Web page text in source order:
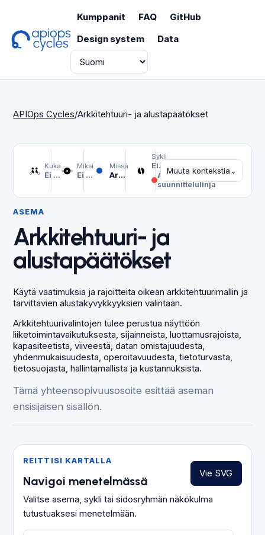
Kumppanit FAQ
GitHub
Design system
Data
Kieli
APIOps Cycles/Arkkitehtuuri- ja alustapäätökset
Kuka
Ei valittu
Miksi
Ei valittu
Missä
Arkkitehtuuri- ja alustapäätökset
Sykli
Ei valittu
API-
suunnittelulinja
Muuta kontekstia⌄
ASEMA
Arkkitehtuuri- ja
alustapäätökset
Käytä vaatimuksia ja rajoitteita oikean arkkitehtuurimallin ja
tarvittavien alustakyvykkyyksien valintaan.
Arkkitehtuurivalintojen tulee perustua näyttöön
liiketoimintavaikutuksesta, sijainneista, luottamusrajoista,
kapasiteetista, viiveestä, datan omistajuudesta,
yhdenmukaisuudesta, operoitavuudesta, tietoturvasta,
tietosuojasta, hallintamallista ja kustannuksista.
Tämä yhteensopivuusosoite esittää aseman
ensisijaisen sisällön.
REITTISI KARTALLA
Navigoi menetelmässä
Vie SVG
Valitse asema, sykli tai sidosryhmän näkökulma
tutustuaksesi menetelmään.